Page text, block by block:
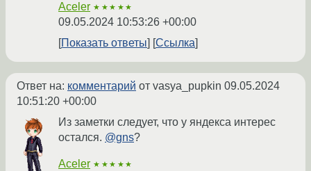
Aceler ★★★★★
09.05.2024 10:53:26 +00:00
Показать ответы
Ссылка
Ответ на: комментарий от vasya_pupkin 09.05.2024
10:51:20 +00:00
Из заметки следует, что у яндекса интерес
остался. @gns?
Aceler ★★★★★